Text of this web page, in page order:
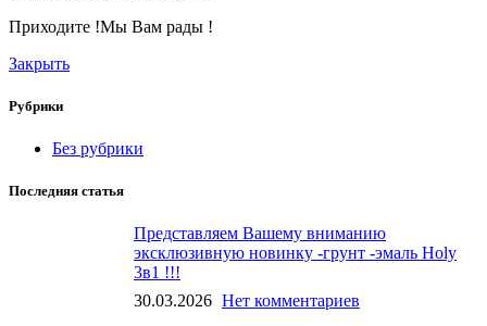
Приходите !Мы Вам рады !
Закрыть
Рубрики
Без рубрики
Последняя статья
Представляем Вашему вниманию
эксклюзивную новинку -грунт -эмаль Holy
3в1 !!!
30.03.2026 Нет комментариев